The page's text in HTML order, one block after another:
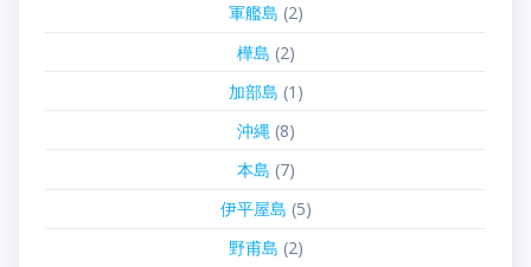
軍艦島 (2)
樺島 (2)
加部島 (1)
沖縄(8)
本島 (7)
伊平屋島 (5)
野甫島 (2)